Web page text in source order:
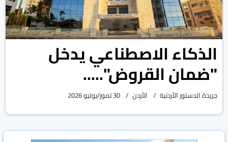
الذكاء الاصطناعي يدخل
"ضمان القروض".....
جريدة الدستور الأردنية الأردن 30 تموز/يوليو 2026